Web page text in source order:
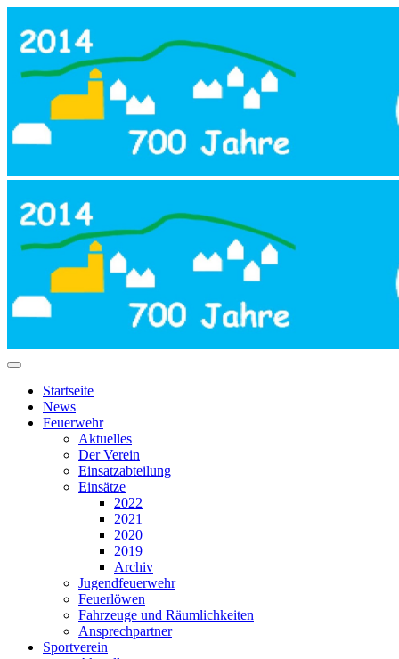
Startseite
News
Feuerwehr
Aktuelles
Der Verein
Einsatzabteilung
Einsätze
2022
2021
2020
2019
Archiv
Jugendfeuerwehr
Feuerlöwen
Fahrzeuge und Räumlichkeiten
Ansprechpartner
Sportverein